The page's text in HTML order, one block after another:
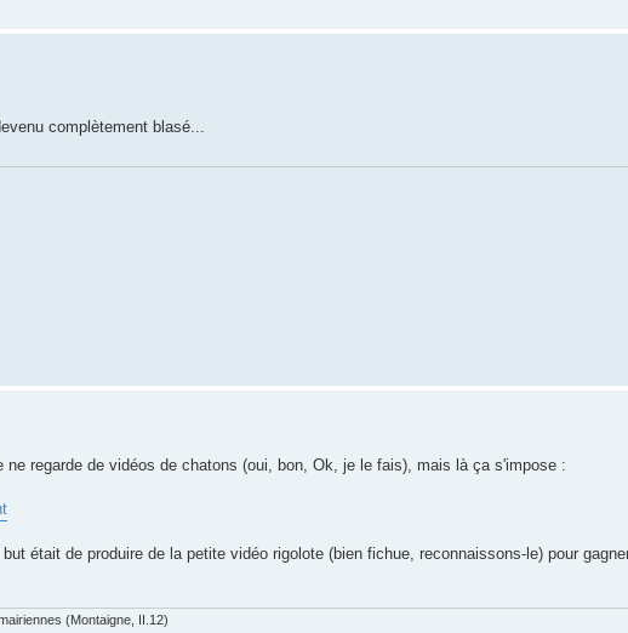
complètement blasé...
regarde de vidéos de chatons (oui, bon, Ok, je le fais), mais là ça s'impose :
était de produire de la petite vidéo rigolote (bien fichue, reconnaissons-le) pour
(Montaigne, II.12)